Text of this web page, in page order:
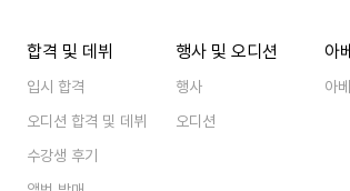
합격 및 데뷔
입시 합격
오디션 합격 및 데뷔
수강생 후기
행사 및 오디션
행사
오디션
아
아